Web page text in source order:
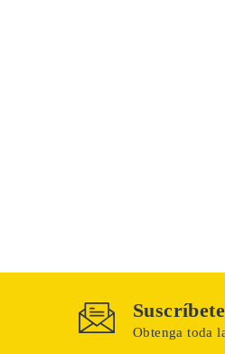
Obtenga toda